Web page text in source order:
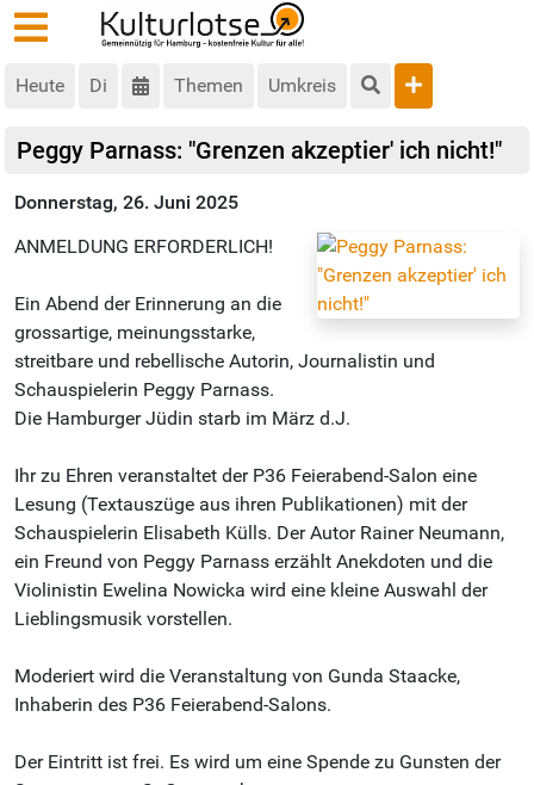
Heute Di Themen Umkreis
Peggy Parnass: "Grenzen akzeptier' ich nicht!"
Donnerstag, 26. Juni 2025
ANMELDUNG ERFORDERLICH!
Ein Abend der Erinnerung an die
grossartige, meinungsstarke,
streitbare und rebellische Autorin, Journalistin und
Schauspielerin Peggy Parnass.
Die Hamburger Jüdin starb im März d.J.
Ihr zu Ehren veranstaltet der P36 Feierabend-Salon eine
Lesung (Textauszüge aus ihren Publikationen) mit der
Schauspielerin Elisabeth Külls. Der Autor Rainer Neumann,
ein Freund von Peggy Parnass erzählt Anekdoten und die
Violinistin Ewelina Nowicka wird eine kleine Auswahl der
Lieblingsmusik vorstellen.
Moderiert wird die Veranstaltung von Gunda Staacke,
Inhaberin des P36 Feierabend-Salons.
Der Eintritt ist frei. Es wird um eine Spende zu Gunsten der